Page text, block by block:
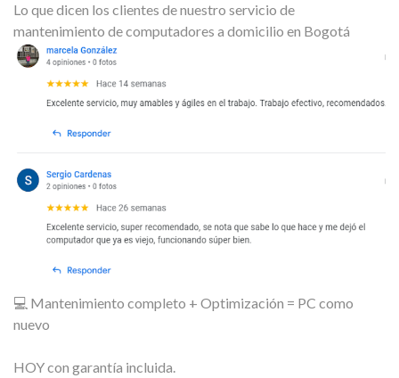
Lo que dicen los clientes de nuestro servicio de
mantenimiento de computadores a domicilio en Bogotá
💻 Mantenimiento completo + Optimización = PC como
nuevo
HOY con garantía incluida.